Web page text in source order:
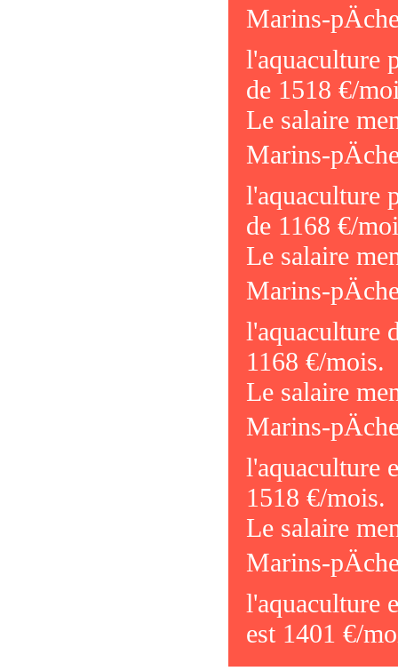
Marins-
l'aquaculture
de 1518 €/
Le salaire
Marins-
l'aquaculture
de 1168 €/
Le salaire
Marins-
l'aquaculture
1168 €/mois.
Le salaire
Marins-
l'aquaculture
1518 €/mois.
Le salaire
Marins-
l'aquaculture
est 1401 €/